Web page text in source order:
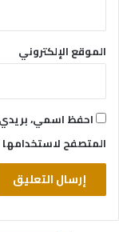
الموقع الإلكتروني
احفظ اسمي، بريدي
المتصفح